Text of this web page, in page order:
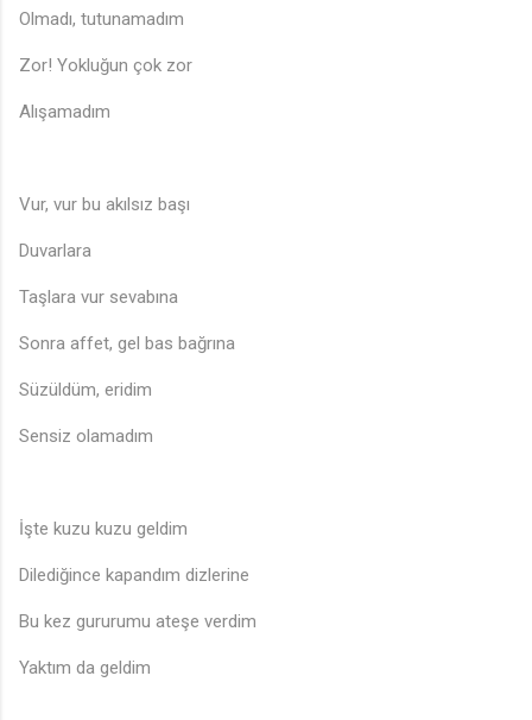
Olmadı, tutunamadım
Zor! Yokluğun çok zor
Alışamadım
Vur, vur bu akılsız başı
Duvarlara
Taşlara vur sevabına
Sonra affet, gel bas bağrına
Süzüldüm, eridim
Sensiz olamadım
İşte kuzu kuzu geldim
Dilediğince kapandım dizlerine
Bu kez gururumu ateşe verdim
Yaktım da geldim